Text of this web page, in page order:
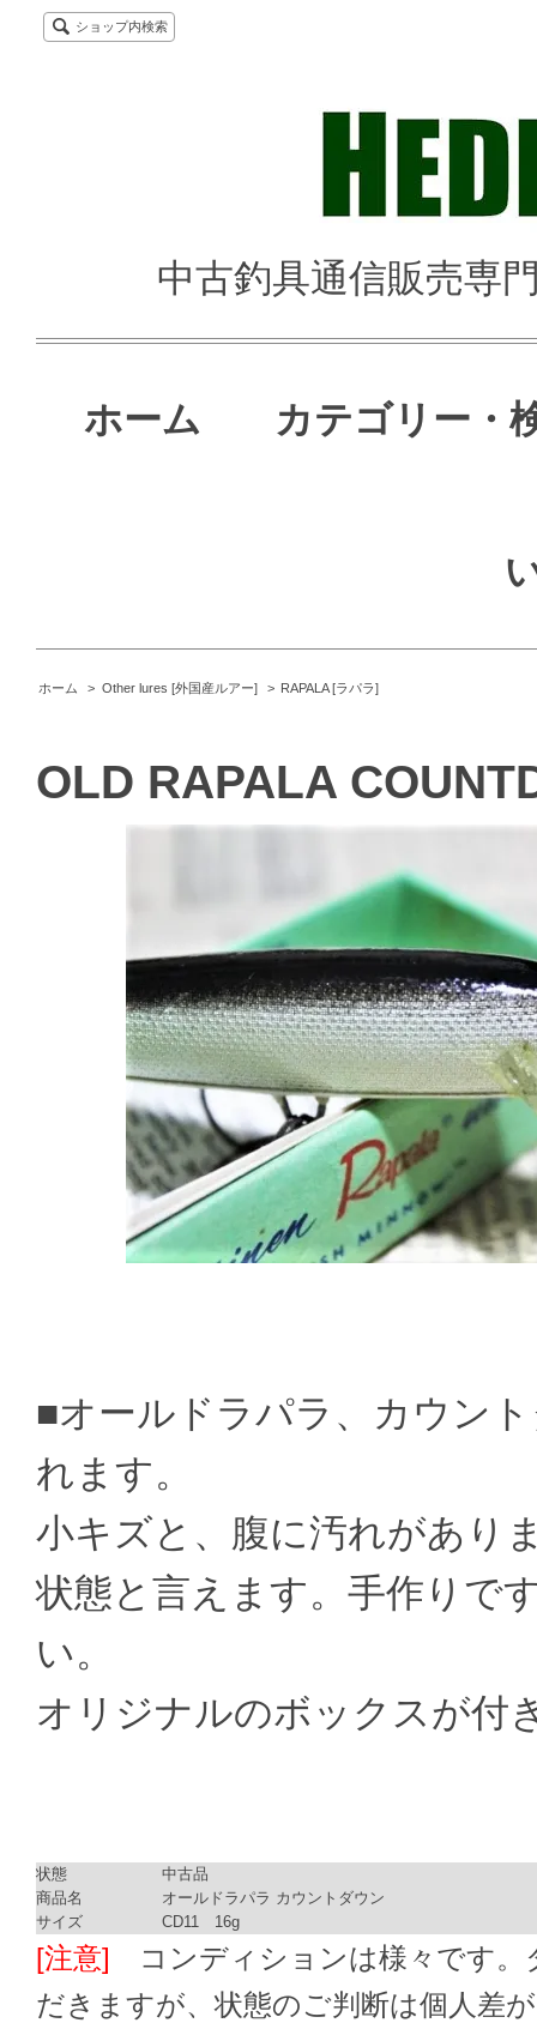
ショップ内検索
中古釣具通信販売専
ホーム カテゴリー・
ホーム > Other lures [外国産ルアー] > RAPALA [ラパラ]
OLD RAPALA
■オールドラパラ、カウン
れます。
小キズと、腹に汚れがあり
状態と言えます。手作りで
い。
オリジナルのボックスが付
状態
中古品
商品名
オールドラパラ カウントダウン
サイズ
CD11 16g
[注意] コンディションは様々です。
だきますが、状態のご判断は個人差